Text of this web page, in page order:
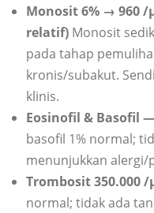
Monosit 6% → 960 /
relatif) Monosit
pada tahap
kronis/subakut.
klinis.
Eosinofil & Basofil
basofil 1% normal;
menunjukkan alergi/
Trombosit 350.000
normal; tidak ada